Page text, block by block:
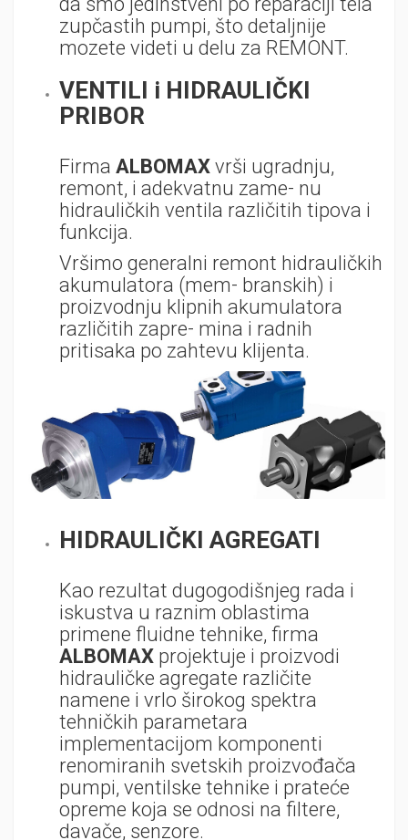
zupčastih pumpi, što detaljnije
mozete videti u delu za REMONT.
VENTILI i HIDRAULIČKI
PRIBOR
Firma ALBOMAX vrši ugradnju,
remont, i adekvatnu zame- nu
hidrauličkih ventila različitih tipova i
funkcija.
Vršimo generalni remont hidrauličkih
akumulatora (mem- branskih) i
proizvodnju klipnih akumulatora
različitih zapre- mina i radnih
pritisaka po zahtevu klijenta.
HIDRAULIČKI AGREGATI
Kao rezultat dugogodišnjeg rada i
iskustva u raznim oblastima
primene fluidne tehnike, firma
ALBOMAX projektuje i proizvodi
hidrauličke agregate različite
namene i vrlo širokog spektra
tehničkih parametara
implementacijom komponenti
renomiranih svetskih proizvođača
pumpi, ventilske tehnike i prateće
opreme koja se odnosi na filtere,
davače, senzore.